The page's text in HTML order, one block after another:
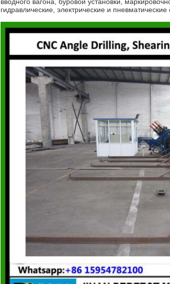
гидравлические, электрические и пневматические